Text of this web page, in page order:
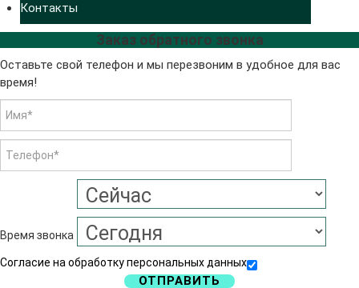
Контакты
Заказ обратного звонка
Оставьте свой телефон и мы перезвоним в удобное для вас
время!
Время звонка
Согласие на обработку персональных данных
ОТПРАВИТЬ